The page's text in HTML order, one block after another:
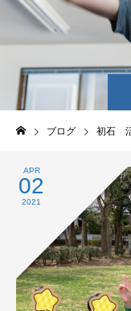
ブログ 初石
APR
02
2021